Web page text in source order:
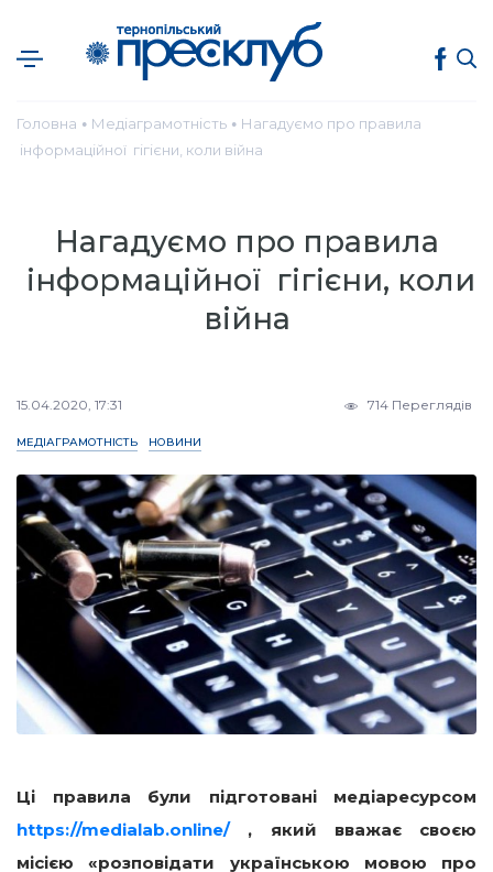
Головна ● Медіаграмотність ● Нагадуємо про правила
інформаційної гігієни, коли війна
Нагадуємо про правила
інформаційної гігієни, коли
війна
15.04.2020, 17:31 714 Переглядів
МЕДІАГРАМОТНІСТЬ НОВИНИ
Ці правила були підготовані медіаресурсом
https://medialab.online/, який вважає своєю
місією «розповідати українською мовою про